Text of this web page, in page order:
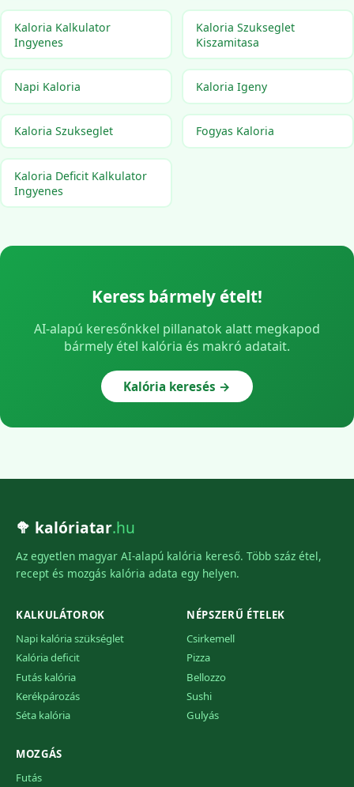
Kaloria Kalkulator
Ingyenes
Kaloria Szukseglet
Kiszamitasa
Napi Kaloria Kaloria Igeny
Kaloria Szukseglet Fogyas Kaloria
Kaloria Deficit Kalkulator
Ingyenes
Keress bármely ételt!
AI-alapú keresőnkkel pillanatok alatt megkapod
bármely étel kalória és makró adatait.
Kalória keresés →
🥦 kalóriatar.hu
Az egyetlen magyar AI-alapú kalória kereső. Több száz étel,
recept és mozgás kalória adata egy helyen.
KALKULÁTOROK
Napi kalória szükséglet
Kalória deficit
Futás kalória
Kerékpározás
Séta kalória
NÉPSZERŰ ÉTELEK
Csirkemell
Pizza
Bellozzo
Sushi
Gulyás
MOZGÁS
Futás